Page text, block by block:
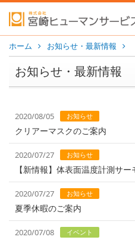
ホーム お知らせ・最新情報
お知らせ・最新情報
2020/08/05 お知らせ
クリアーマスクのご案内
2020/07/27 お知らせ
【新情報】体表面温度計測サ
2020/07/27 お知らせ
夏季休暇のご案内
2020/07/08 イベント